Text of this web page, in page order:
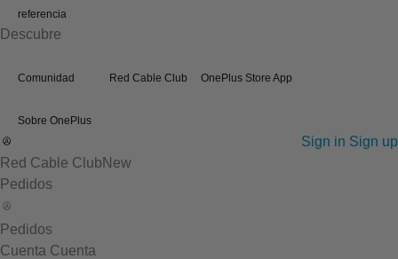
referencia
Descubre
Comunidad Red Cable Club OnePlus Store App
Sobre OnePlus
Sign in Sign up
Red Cable Club New
Pedidos
Pedidos
Cuenta Cuenta